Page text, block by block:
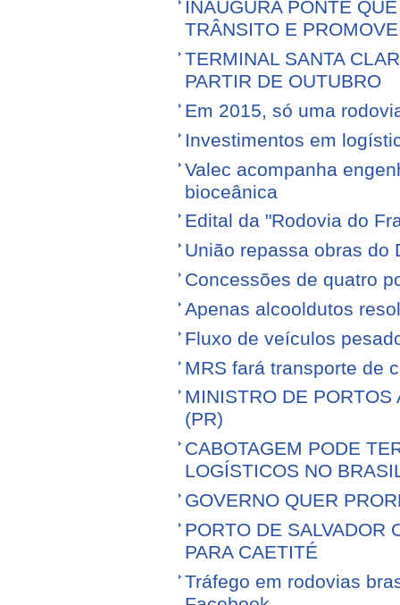
INAUGURA PONTE
TRÂNSITO E
TERMINAL SANTA
PARTIR DE OUTUBRO
Em 2015, só uma
Investimentos em
Valec acompanha
bioceânica
Edital da "Rodovia do
União repassa obras do
Concessões de quatro
Apenas alcooldutos
Fluxo de veículos
MRS fará transporte de
MINISTRO DE
(PR)
CABOTAGEM PODE
LOGÍSTICOS NO
GOVERNO QUER
PORTO DE SALVADOR
PARA CAETITÉ
Tráfego em rodovias